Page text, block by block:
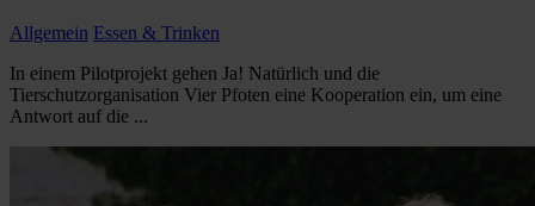
Allgemein Essen & Trinken
In einem Pilotprojekt gehen Ja! Natürlich und die
Tierschutzorganisation Vier Pfoten eine Kooperation ein, um eine
Antwort auf die ...